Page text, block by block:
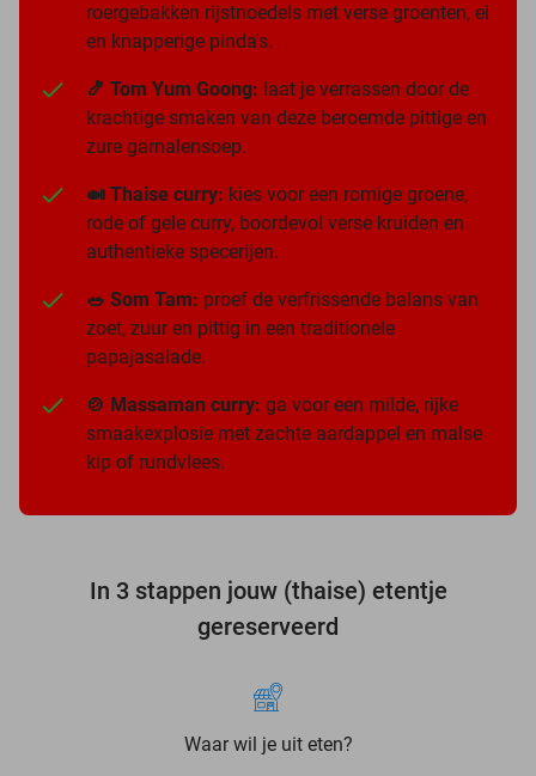
roergebakken rijstnoedels met verse groenten, ei
en knapperige pinda's.
🍤 Tom Yum Goong: laat je verrassen door de
krachtige smaken van deze beroemde pittige en
zure garnalensoep.
🍛 Thaise curry: kies voor een romige groene,
rode of gele curry, boordevol verse kruiden en
authentieke specerijen.
🥗 Som Tam: proef de verfrissende balans van
zoet, zuur en pittig in een traditionele
papajasalade.
🍲 Massaman curry: ga voor een milde, rijke
smaakexplosie met zachte aardappel en malse
kip of rundvlees.
In 3 stappen jouw (thaise) etentje
gereserveerd
Waar wil je uit eten?